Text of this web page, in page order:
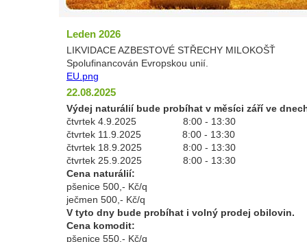
Leden 2026
LIKVIDACE AZBESTOVÉ STŘECHY MILOKOŠŤ
Spolufinancován Evropskou unií.
EU.png
22.08.2025
Výdej naturálií bude probíhat v měsíci září ve
čtvrtek 4.9.2025 8:00 - 13:30
čtvrtek 11.9.2025 8:00 - 13:30
čtvrtek 18.9.2025 8:00 - 13:30
čtvrtek 25.9.2025 8:00 - 13:30
Cena naturálií:
pšenice 500,- Kč/q
ječmen 500,- Kč/q
V tyto dny bude probíhat i volný prodej obilovin.
Cena komodit:
pšenice 550,- Kč/q